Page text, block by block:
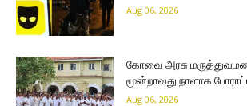
Aug 06, 2026
கோவை அரசு
மூன்றாவது நாளாக
Aug 06, 2026